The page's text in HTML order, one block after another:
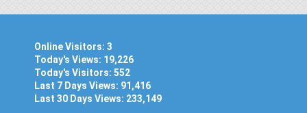
Online Visitors: 3
Today's Views: 19,226
Today's Visitors: 552
Last 7 Days Views: 91,416
Last 30 Days Views: 233,149